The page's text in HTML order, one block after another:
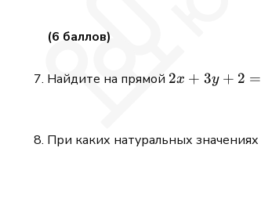
(6 баллов)
Найдите на прямой 2x
2x + 3y + 2 =
При каких натуральных значениях